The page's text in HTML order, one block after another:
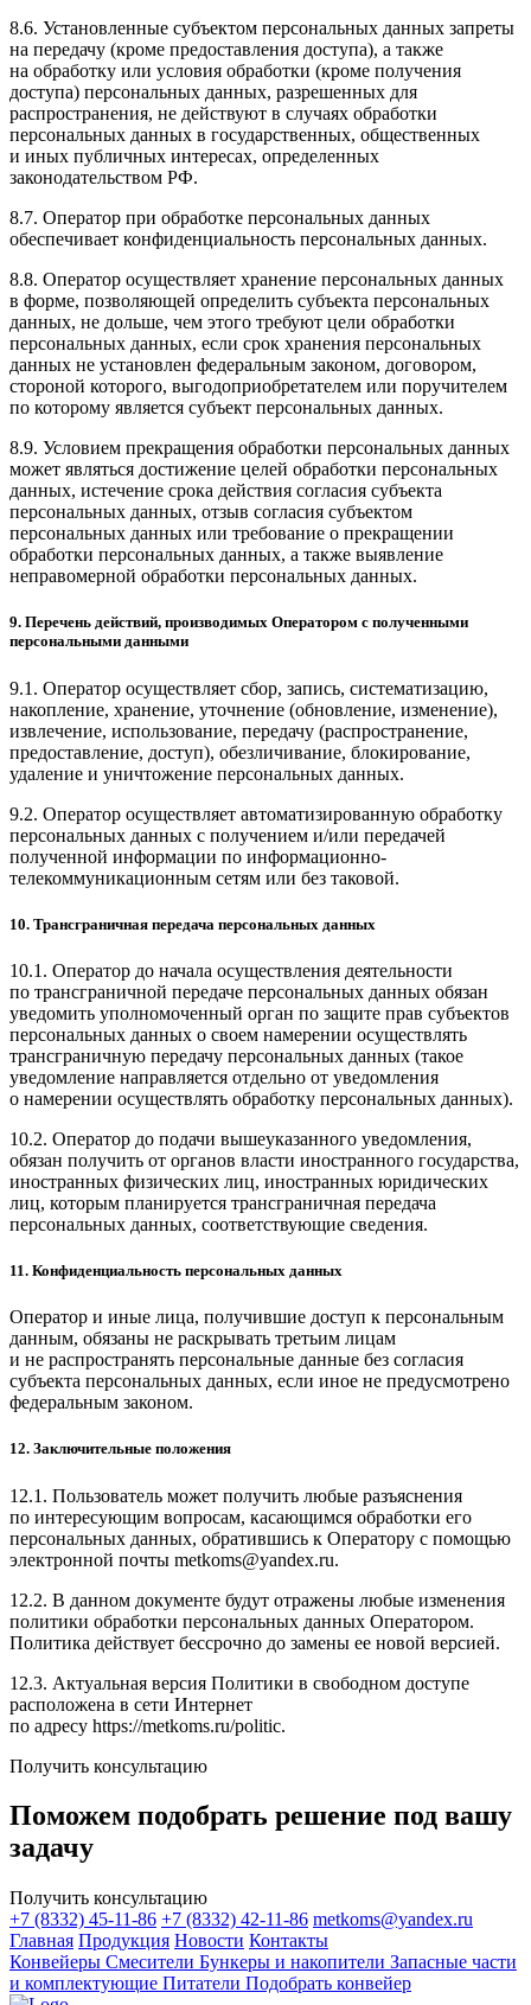
8.6. Установленные субъектом персональных данных запреты
на передачу (кроме предоставления доступа), а также
на обработку или условия обработки (кроме получения
доступа) персональных данных, разрешенных для
распространения, не действуют в случаях обработки
персональных данных в государственных, общественных
и иных публичных интересах, определенных
законодательством РФ.
8.7. Оператор при обработке персональных данных
обеспечивает конфиденциальность персональных данных.
8.8. Оператор осуществляет хранение персональных данных
в форме, позволяющей определить субъекта персональных
данных, не дольше, чем этого требуют цели обработки
персональных данных, если срок хранения персональных
данных не установлен федеральным законом, договором,
стороной которого, выгодоприобретателем или поручителем
по которому является субъект персональных данных.
8.9. Условием прекращения обработки персональных данных
может являться достижение целей обработки персональных
данных, истечение срока действия согласия субъекта
персональных данных, отзыв согласия субъектом
персональных данных или требование о прекращении
обработки персональных данных, а также выявление
неправомерной обработки персональных данных.
9. Перечень действий, производимых Оператором с полученными
персональными данными
9.1. Оператор осуществляет сбор, запись, систематизацию,
накопление, хранение, уточнение (обновление, изменение),
извлечение, использование, передачу (распространение,
предоставление, доступ), обезличивание, блокирование,
удаление и уничтожение персональных данных.
9.2. Оператор осуществляет автоматизированную обработку
персональных данных с получением и/или передачей
полученной информации по информационно-
телекоммуникационным сетям или без таковой.
10. Трансграничная передача персональных данных
10.1. Оператор до начала осуществления деятельности
по трансграничной передаче персональных данных обязан
уведомить уполномоченный орган по защите прав субъектов
персональных данных о своем намерении осуществлять
трансграничную передачу персональных данных (такое
уведомление направляется отдельно от уведомления
о намерении осуществлять обработку персональных данных).
10.2. Оператор до подачи вышеуказанного уведомления,
обязан получить от органов власти иностранного государства,
иностранных физических лиц, иностранных юридических
лиц, которым планируется трансграничная передача
персональных данных, соответствующие сведения.
11. Конфиденциальность персональных данных
Оператор и иные лица, получившие доступ к персональным
данным, обязаны не раскрывать третьим лицам
и не распространять персональные данные без согласия
субъекта персональных данных, если иное не предусмотрено
федеральным законом.
12. Заключительные положения
12.1. Пользователь может получить любые разъяснения
по интересующим вопросам, касающимся обработки его
персональных данных, обратившись к Оператору с помощью
электронной почты metkoms@yandex.ru.
12.2. В данном документе будут отражены любые изменения
политики обработки персональных данных Оператором.
Политика действует бессрочно до замены ее новой версией.
12.3. Актуальная версия Политики в свободном доступе
расположена в сети Интернет
по адресу https://metkoms.ru/politic.
Получить консультацию
Поможем подобрать решение под вашу
задачу
Получить консультацию
+7 (8332) 45-11-86 +7 (8332) 42-11-86 metkoms@yandex.ru
Главная Продукция Новости Контакты
Конвейеры Смесители Бункеры и накопители Запасные части
и комплектующие Питатели Подобрать конвейер